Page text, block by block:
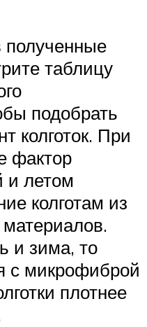
полученные
таблицу
подобрать
колготок. При
фактор
и летом
колготам из
и зима, то
с микрофиброй
плотнее